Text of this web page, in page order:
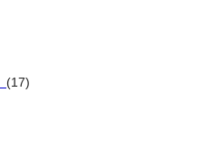
(17)